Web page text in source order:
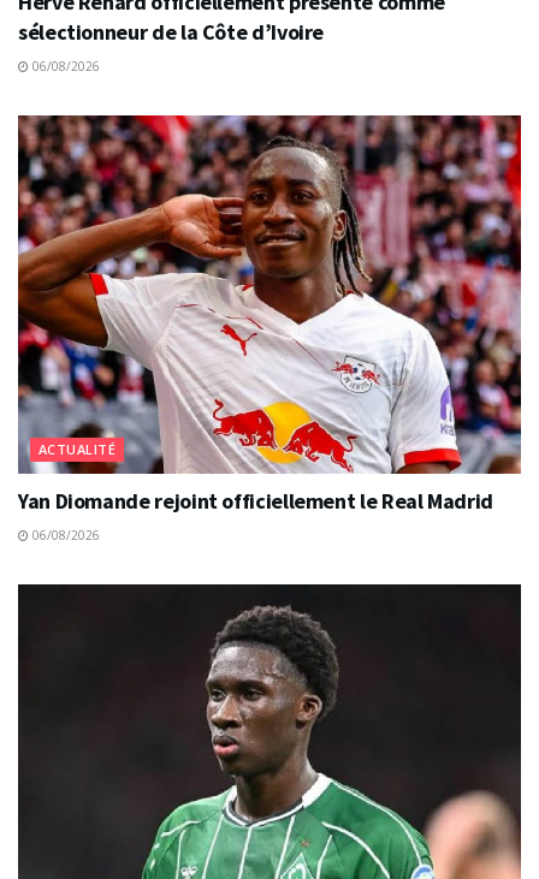
sélectionneur de la Côte d’Ivoire
06/08/2026
ACTUALITÉ
Yan Diomande rejoint officiellement le Real Madrid
06/08/2026